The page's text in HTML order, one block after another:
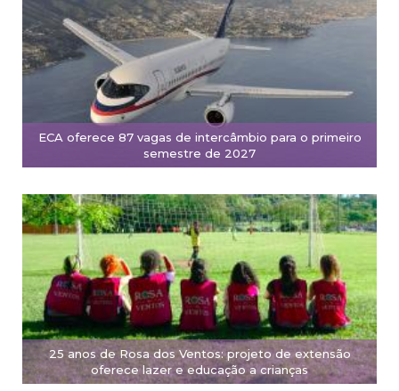
ECA oferece 87 vagas de intercâmbio para o primeiro
semestre de 2027
25 anos de Rosa dos Ventos: projeto de extensão
oferece lazer e educação a crianças